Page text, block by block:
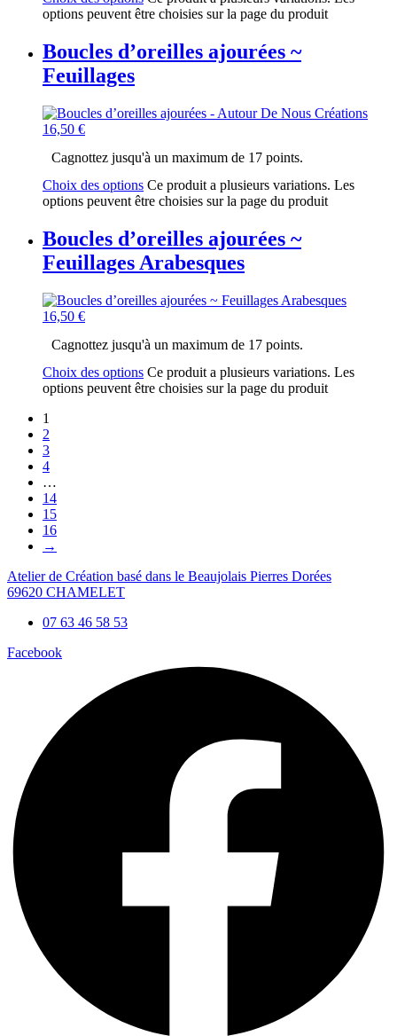
options peuvent être choisies sur la page du produit
Boucles d’oreilles ajourées ~
Feuillages
16,50 €
Cagnottez jusqu'à un maximum de 17 points.
Choix des options Ce produit a plusieurs variations. Les
options peuvent être choisies sur la page du produit
Boucles d’oreilles ajourées ~
Feuillages Arabesques
16,50 €
Cagnottez jusqu'à un maximum de 17 points.
Choix des options Ce produit a plusieurs variations. Les
options peuvent être choisies sur la page du produit
1
2
3
4
…
14
15
16
→
Atelier de Création basé dans le Beaujolais Pierres Dorées
69620 CHAMELET
07 63 46 58 53
Facebook